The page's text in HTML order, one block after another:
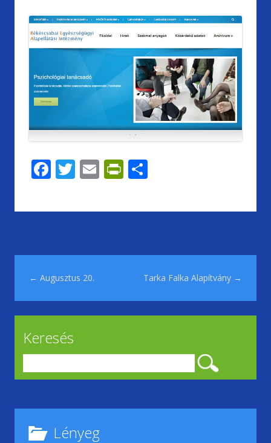
F
e
k
T
itt
E
ai
Pr
tF
y
ar
Post navigation
← Augusztus 20. Tarka Falka Alapítvány →
Keresés
Lényeg